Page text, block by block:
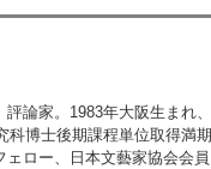
論家。1983年大阪生まれ
科博士後期課程単位取得満
ェロー、日本文藝家協会会